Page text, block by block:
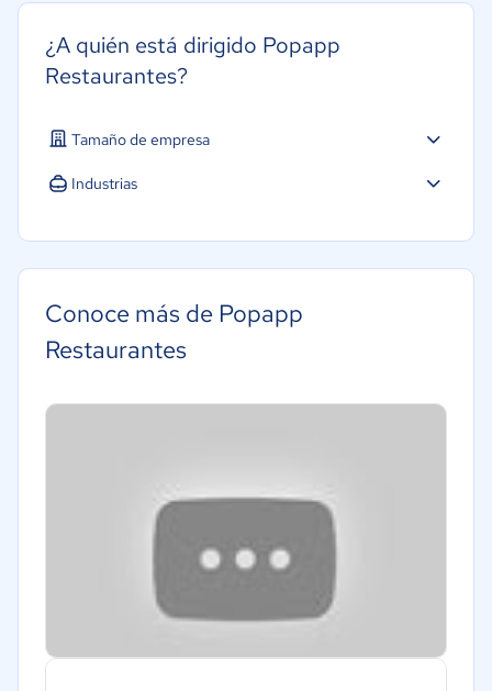
¿A quién está dirigido Popapp
Restaurantes?
Tamaño de empresa
Industrias
Conoce más de Popapp
Restaurantes